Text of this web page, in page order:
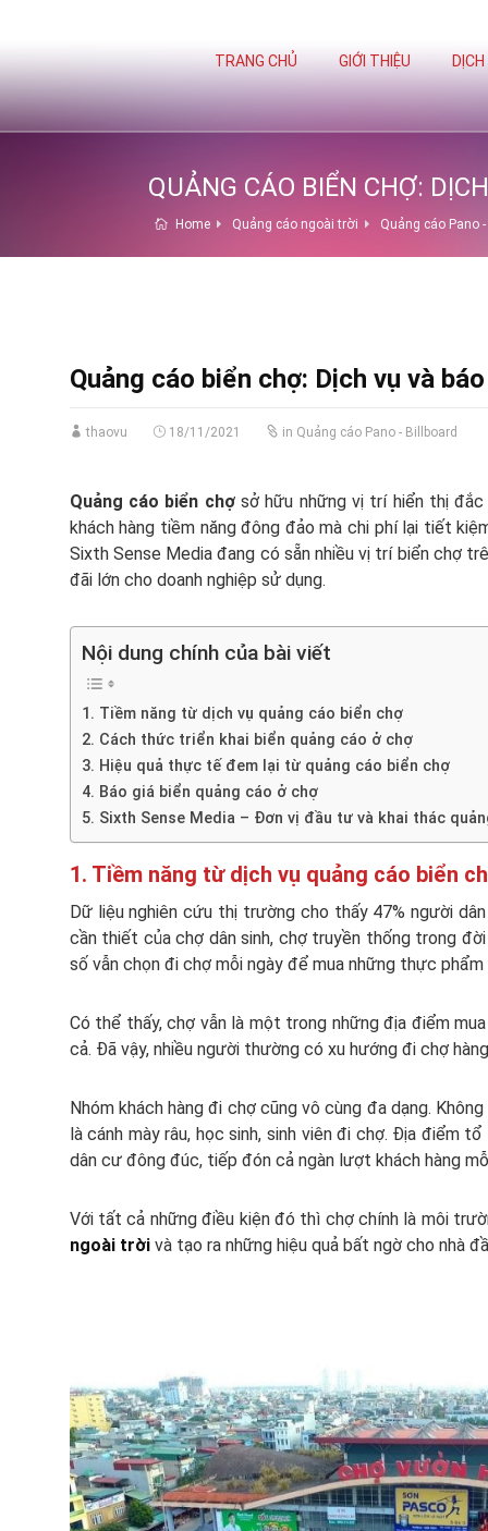
TRANG CHỦ GIỚI THIỆU
QUẢNG CÁO BIỂN CHỢ:
Home Quảng cáo ngoài trời Quảng cáo Pano
Quảng cáo biển chợ: Dịch vụ và
thaovu 18/11/2021 in Quảng cáo Pano - Billboard
Quảng cáo biển chợ sở hữu những vị trí hiển thị
khách hàng tiềm năng đông đảo mà chi phí lại tiết
Sixth Sense Media đang có sẵn nhiều vị trí biển chợ
đãi lớn cho doanh nghiệp sử dụng.
Nội dung chính của bài viết
1. Tiềm năng từ dịch vụ quảng cáo biển chợ
2. Cách thức triển khai biển quảng cáo ở chợ
3. Hiệu quả thực tế đem lại từ quảng cáo biển chợ
4. Báo giá biển quảng cáo ở chợ
5. Sixth Sense Media – Đơn vị đầu tư và khai thác
1. Tiềm năng từ dịch vụ quảng cáo biển
Dữ liệu nghiên cứu thị trường cho thấy 47% người
cần thiết của chợ dân sinh, chợ truyền thống trong
số vẫn chọn đi chợ mỗi ngày để mua những thực
Có thể thấy, chợ vẫn là một trong những địa điểm
cả. Đã vậy, nhiều người thường có xu hướng đi chợ
Nhóm khách hàng đi chợ cũng vô cùng đa dạng.
là cánh mày râu, học sinh, sinh viên đi chợ. Địa điểm
dân cư đông đúc, tiếp đón cả ngàn lượt khách hàng
Với tất cả những điều kiện đó thì chợ chính là môi
ngoài trờivà tạo ra những hiệu quả bất ngờ cho nhà